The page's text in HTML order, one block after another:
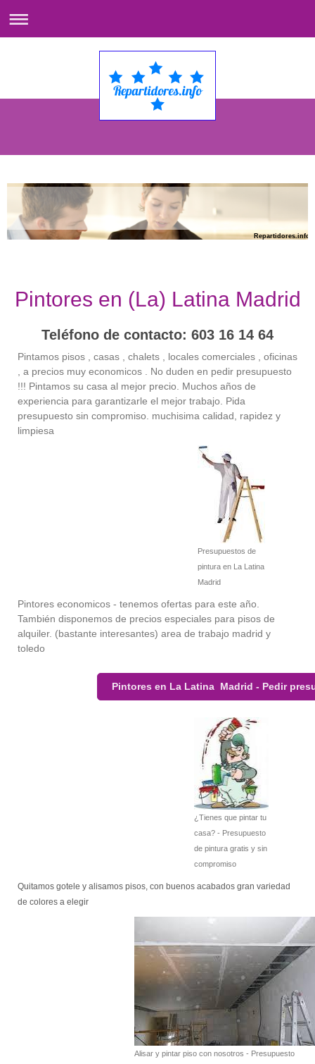
Repartidores.info
Pintores en (La) Latina Madrid
Teléfono de contacto: 603 16 14 64
Pintamos pisos , casas , chalets , locales comerciales , oficinas
, a precios muy economicos . No duden en pedir presupuesto
!!! Pintamos su casa al mejor precio. Muchos años de
experiencia para garantizarle el mejor trabajo. Pida
presupuesto sin compromiso. muchisima calidad, rapidez y
limpiesa
Presupuestos de
pintura en La Latina
Madrid
Pintores economicos - tenemos ofertas para este año.
También disponemos de precios especiales para pisos de
alquiler. (bastante interesantes) area de trabajo madrid y
toledo
Pintores en La Latina Madrid - Pedir
¿Tienes que pintar tu
casa? - Presupuesto
de pintura gratis y sin
compromiso
Quitamos gotele y alisamos pisos, con buenos acabados gran variedad
de colores a elegir
Alisar y pintar piso con nosotros - Presupuesto